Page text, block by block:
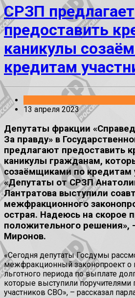
СРЗП предлагает
предоставить
каникулы
кредитам
13 апреля 2023
Депутаты фракции
За правду» в
предлагают предоставить
каникулы гражданам,
созаёмщиками по кредитам
«Депутаты от СРЗП
Лантратова выступили
межфракционного
острая. Надеюсь на скорое
положительного решения»,
Миронов.
«Сегодня депутаты Госдумы
межфракционный законопроект о
льготного периода по выплате
которые выступили поручителями
участников СВО», – рассказал